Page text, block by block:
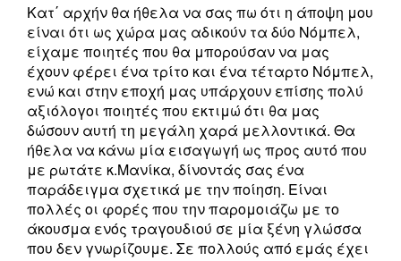
Κατ΄ αρχήν θα ήθελα να σας πω ότι η άποψη μου
είναι ότι ως χώρα μας αδικούν τα δύο Νόμπελ,
είχαμε ποιητές που θα μπορούσαν να μας
έχουν φέρει ένα τρίτο και ένα τέταρτο Νόμπελ,
ενώ και στην εποχή μας υπάρχουν επίσης πολύ
αξιόλογοι ποιητές που εκτιμώ ότι θα μας
δώσουν αυτή τη μεγάλη χαρά μελλοντικά. Θα
ήθελα να κάνω μία εισαγωγή ως προς αυτό που
με ρωτάτε κ.Μανίκα, δίνοντάς σας ένα
παράδειγμα σχετικά με την ποίηση. Είναι
πολλές οι φορές που την παρομοιάζω με το
άκουσμα ενός τραγουδιού σε μία ξένη γλώσσα
που δεν γνωρίζουμε. Σε πολλούς από εμάς έχει